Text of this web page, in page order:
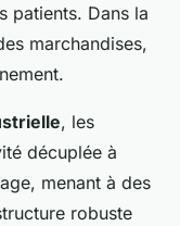
patients. Dans la
marchandises,
, les
décuplée à
menant à des
robuste